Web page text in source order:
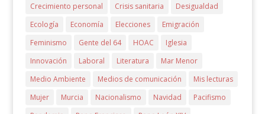
Crecimiento personal
Crisis sanitaria
Desigualdad
Ecología
Economía Elecciones
Emigración
Feminismo
Gente del 64 HOAC
Iglesia
Innovación
Laboral Literatura
Mar Menor
Medio Ambiente
Medios de comunicación
Mis lecturas
Mujer
Murcia Nacionalismo Navidad
Pacifismo